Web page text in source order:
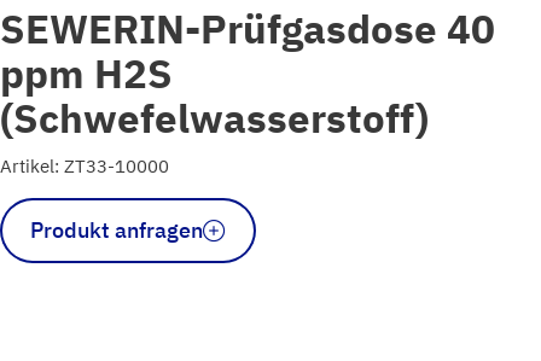
SEWERIN-Prüfgasdose 40
ppm H2S
(Schwefelwasserstoff)
Artikel: ZT33-10000
SEWERIN-
Prüfgasdose
40
Produkt anfragen